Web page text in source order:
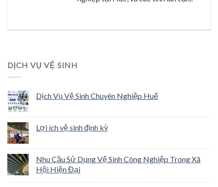
DỊCH VỤ VỆ SINH
Dịch Vụ Vệ Sinh Chuyên Nghiệp Huế
Lợi ích vệ sinh định kỳ
Nhu Cầu Sử Dụng Vệ Sinh Công Nghiệp Trong Xã
Hội Hiện Đại